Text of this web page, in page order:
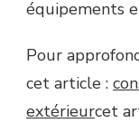
équipements
Pour
cet article :
extérieurcet